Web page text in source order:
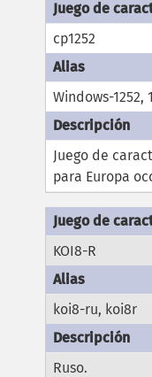
cp1252
Windows-1252,
Juego de
para Europa
KOI8-R
koi8-ru, koi8r
Ruso.